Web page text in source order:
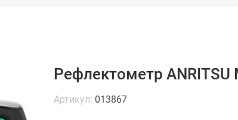
Рефлектометр ANRITSU
Артикул: 013867